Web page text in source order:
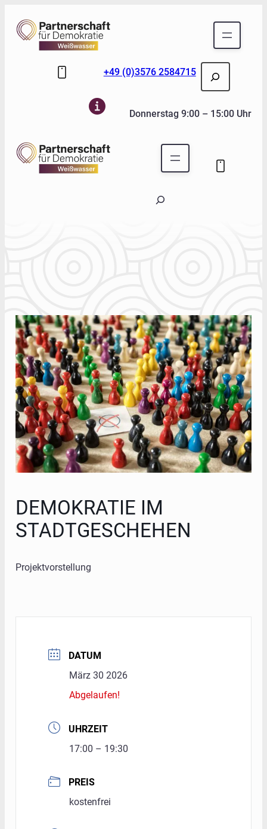
+49 (0)3576 2584715
Suchen
Donnerstag 9:00 – 15:00 Uhr
DEMOKRATIE IM
STADTGESCHEHEN
Projektvorstellung
DATUM
März 30 2026
Abgelaufen!
UHRZEIT
17:00 – 19:30
PREIS
kostenfrei